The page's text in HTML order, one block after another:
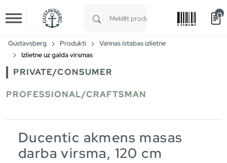
Skip to main content
0
Gustavsberg Produkti
Vannas istabas izlietne
Izlietne uz galda virsmas
PRIVATE/CONSUMER
PROFESSIONAL/CRAFTSMAN
Ducentic akmens masas
darba virsma, 120 cm